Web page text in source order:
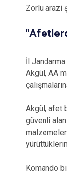
Zorlu arazi
İl Jandarma
Akgül, AA
Akgül, afet
güvenli
Komando